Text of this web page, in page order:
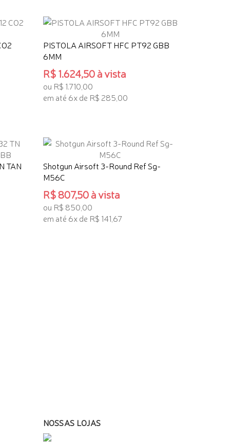
PISTOLA AIRSOFT HFC PT92 GBB
6MM
R$ 1.624,50 à vista
ou R$ 1.710,00
em até 6x de R$ 285,00
TAN
Shotgun Airsoft 3-Round Ref Sg-
M56C
R$ 807,50 à vista
ou R$ 850,00
em até 6x de R$ 141,67
NOSSAS LOJAS